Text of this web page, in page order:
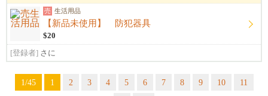
売 生活用品
【新品未使用】 防犯器具
$20
[登録者] さに
1/45 1 2 3 4 5 6 7 8 9 10
11